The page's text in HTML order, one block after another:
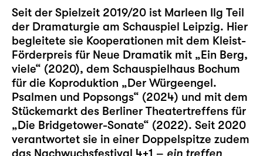
Seit der Spielzeit 2019/20 ist Marleen Ilg Teil
der Dramaturgie am Schauspiel Leipzig. Hier
begleitete sie Kooperationen mit dem Kleist-
Förderpreis für Neue Dramatik mit „Ein Berg,
viele“ (2020), dem Schauspielhaus Bochum
für die Koproduktion „Der Würgeengel.
Psalmen und Popsongs“ (2024) und mit dem
Stückemarkt des Berliner Theatertreffens für
„Die Bridgetower-Sonate“ (2022). Seit 2020
verantwortet sie in einer Doppelspitze zudem